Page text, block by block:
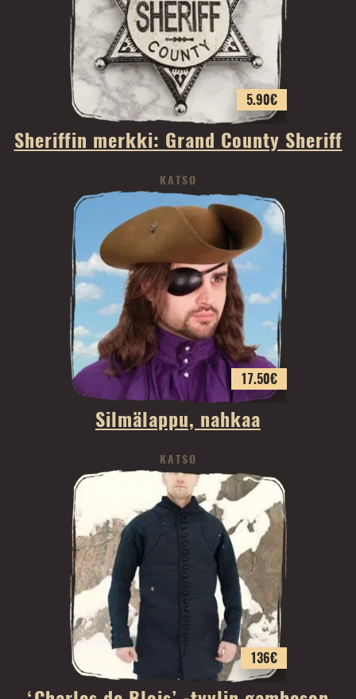
5.90€
Sheriffin merkki: Grand County Sheriff
KATSO
17.50€
Silmälappu, nahkaa
KATSO
136€